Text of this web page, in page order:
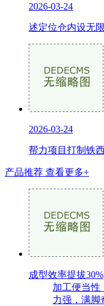
2026-03-24
述定位仓内设无
2026-03-24
帮力项目打制铁
产品推荐 查看更多+
成型效率提拔30%
加工便当性
力强，满脚